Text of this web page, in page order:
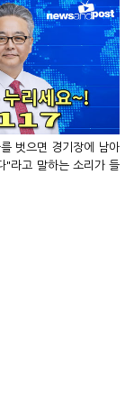
벗으면 경기장에 남아
"라고 말하는 소리가 들